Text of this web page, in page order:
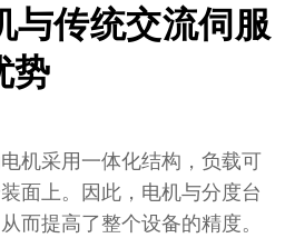
与传统交流伺服
势
机采用一体化结构，负载可
面上。因此，电机与分度台
而提高了整个设备的精度。